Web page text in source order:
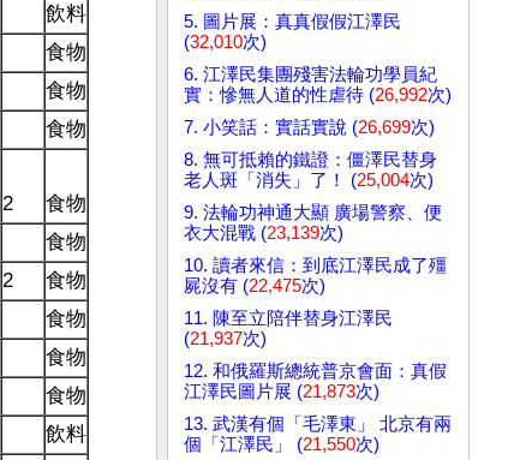
飲料
食物
食物
食物
2
食物
食物
2
食物
食物
食物
食物
飲料
5. 圖片展：真真假假江澤民
(32,010次)
6. 江澤民集團殘害法輪功學員紀
實：慘無人道的性虐待 (26,992次)
7. 小笑話：實話實說 (26,699次)
8. 無可抵賴的鐵證：僵澤民替身
老人斑「消失」了！ (25,004次)
9. 法輪功神通大顯 廣場警察、便
衣大混戰 (23,139次)
10. 讀者來信：到底江澤民成了殭
屍沒有 (22,475次)
11. 陳至立陪伴替身江澤民
(21,937次)
12. 和俄羅斯總統普京會面：真假
江澤民圖片展 (21,873次)
13. 武漢有個「毛澤東」 北京有兩
個「江澤民」 (21,550次)